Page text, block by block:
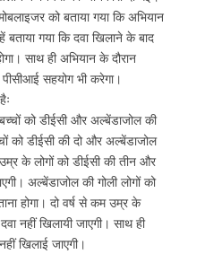
को बताया गया कि अभियान
गया कि दवा खिलाने के बाद
साथ ही अभियान के दौरान
सहयोग भी करेगा।
को डीईसी और अल्बेंडाजोल की
को डीईसी की दो और अल्बेंडाजोल
के लोगों को डीईसी की तीन और
अल्बेंडाजोल की गोली लोगों को
होगा। दो वर्ष से कम उम्र के
नहीं खिलायी जाएगी। साथ ही
खिलाई जाएगी।